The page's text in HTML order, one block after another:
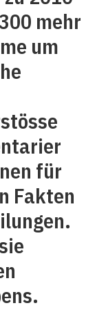
mehr
um
für
Fakten